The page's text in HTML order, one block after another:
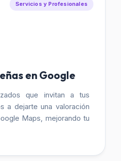
Servicios y Profesionales
en Google
que invitan a tus
a dejarte una valoración
Maps, mejorando tu